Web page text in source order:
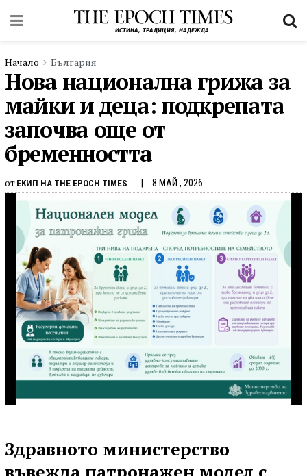
Начало България
Нова национална грижа за
майки и деца: подкрепата
започва още от
бременността
от ЕКИП НА THE EPOCH TIMES 8 МАЙ , 2026
Здравното министерство
въвежда патронажен модел с